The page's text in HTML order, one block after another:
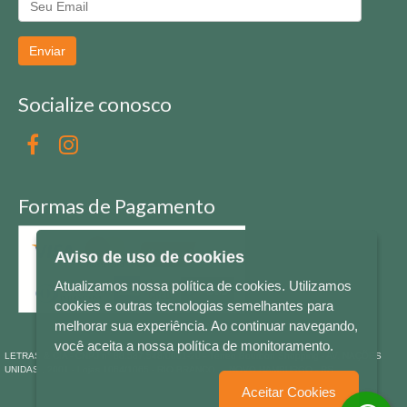
Enviar
Socialize conosco
Formas de Pagamento
LETRAS & CIA - CNPJ n° 88.587.548/0001-20 - Térreo Bourbon Shopping - AV. NAÇÕES
UNIDAS , 2001 - Lojas 1064/1065 - RIO BRANCO - - NOVO HAMBURGO - RS
Aviso de uso de cookies
Atualizamos nossa política de cookies. Utilizamos
cookies e outras tecnologias semelhantes para
melhorar sua experiência. Ao continuar navegando,
você aceita a nossa política de monitoramento.
Aceitar Cookies